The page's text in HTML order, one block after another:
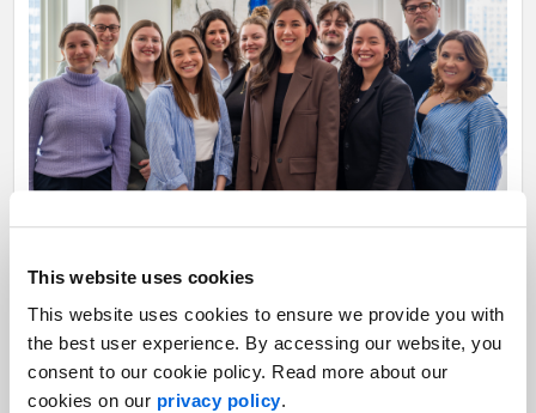
This website uses cookies
This website uses cookies to ensure we provide you with
the best user experience. By accessing our website, you
consent to our cookie policy. Read more about our
cookies on our privacy policy.
La mairesse de Longueuil, Catherine Fournier, entourée des
membres du Comité relève du bureau montréalais du Cabinet de